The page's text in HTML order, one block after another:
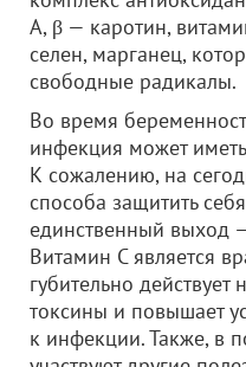
А, β — каротин,
селен, марганец,
свободные радикалы.
Во время
инфекция может
К сожалению, на
способа защитить
единственный выход
Витамин С является
губительно действует
токсины и повышает
к инфекции. Также, в